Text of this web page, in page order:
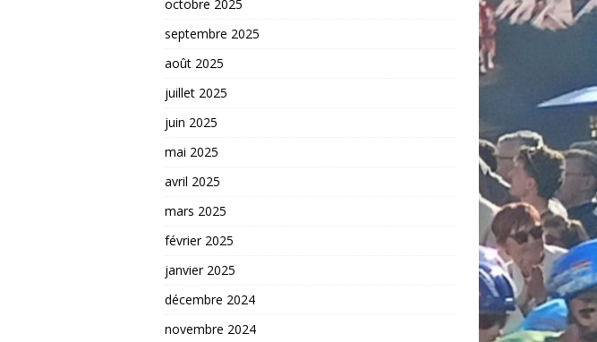
octobre 2025
septembre 2025
août 2025
juillet 2025
juin 2025
mai 2025
avril 2025
mars 2025
février 2025
janvier 2025
décembre 2024
novembre 2024